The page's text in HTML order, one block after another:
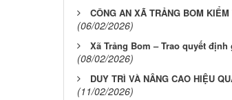
CÔNG AN XÃ TRẢNG BOM
(06/02/2026)
Xã Trảng Bom – Trao quyết
(08/02/2026)
DUY TRÌ VÀ NÂNG CAO HIỆU
(11/02/2026)